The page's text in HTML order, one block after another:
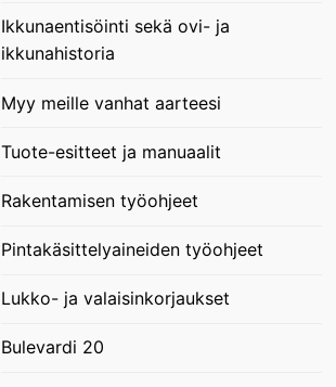
Ikkunaentisöinti sekä ovi- ja
ikkunahistoria
Myy meille vanhat aarteesi
Tuote-esitteet ja manuaalit
Rakentamisen työohjeet
Pintakäsittelyaineiden työohjeet
Lukko- ja valaisinkorjaukset
Bulevardi 20